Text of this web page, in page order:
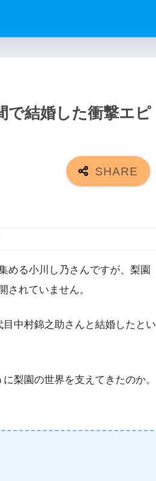
で結婚した衝撃エピ
める小川し乃さんですが、梨園
されていません。
中村錦之助さんと結婚したとい
梨園の世界を支えてきたのか。